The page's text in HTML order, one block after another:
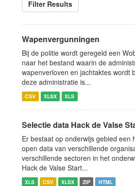
Filter Results
Wapenvergunningen
Bij de politie wordt geregeld een
naar het bestand waarin de
wapenverloven en jachtaktes wordt
deze administratie is...
CSV XLSX XLS
Selectie data Hack de Valse
Er bestaat op onderwijs gebied een
open data van verschillende
verschillende sectoren in het
Hack de Valse Start...
XLS CSV XLSX ZIP HTML